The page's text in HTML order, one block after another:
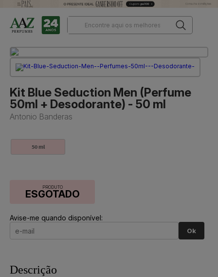
Kit Blue Seduction Men (Perfume
50ml + Desodorante) - 50 ml
Antonio Banderas
50 ml
PRODUTO
ESGOTADO
Avise-me quando disponível:
Ok
Descrição